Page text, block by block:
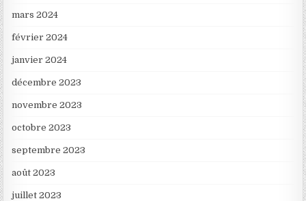
mars 2024
février 2024
janvier 2024
décembre 2023
novembre 2023
octobre 2023
septembre 2023
août 2023
juillet 2023